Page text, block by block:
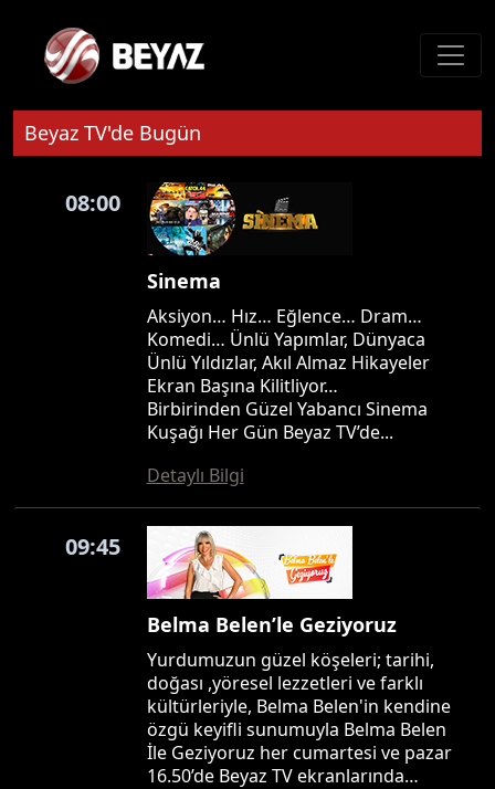
Beyaz TV'de Bugün
08:00
Sinema
Aksiyon… Hız… Eğlence… Dram…
Komedi… Ünlü Yapımlar, Dünyaca
Ünlü Yıldızlar, Akıl Almaz Hikayeler
Ekran Başına Kilitliyor…
Birbirinden Güzel Yabancı Sinema
Kuşağı Her Gün Beyaz TV’de...
Detaylı Bilgi
09:45
Belma Belen’le Geziyoruz
Yurdumuzun güzel köşeleri; tarihi,
doğası ,yöresel lezzetleri ve farklı
kültürleriyle, Belma Belen'in kendine
özgü keyifli sunumuyla Belma Belen
İle Geziyoruz her cumartesi ve pazar
16.50’de Beyaz TV ekranlarında…